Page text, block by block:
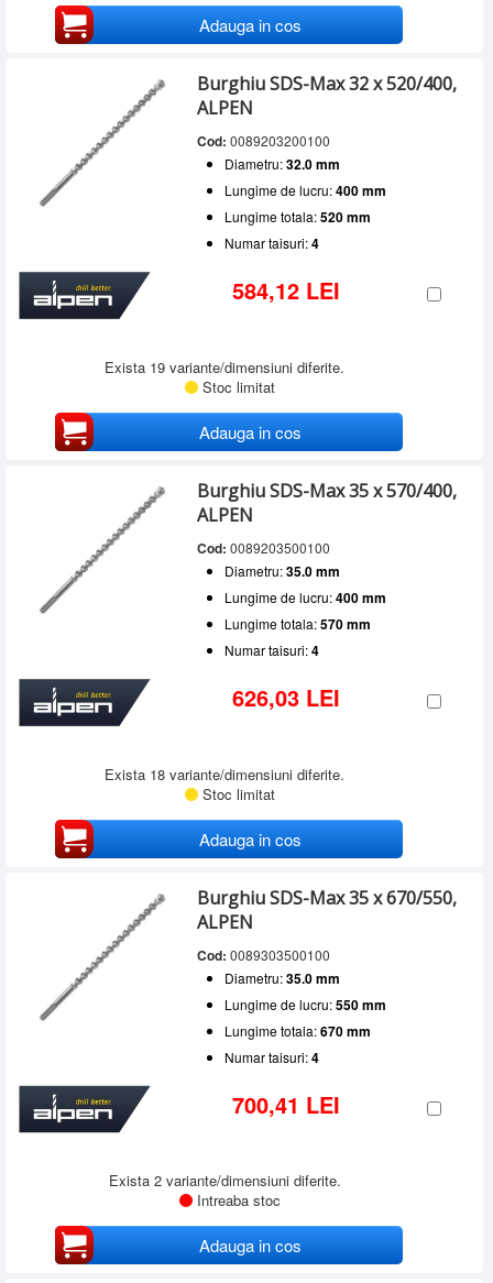
Adauga in cos
Burghiu SDS-Max 32 x 520/400,
ALPEN
Cod: 0089203200100
Diametru:32.0 mm
Lungime de lucru:400 mm
Lungime totala:520 mm
Numar taisuri:4
584,12 LEI
Exista 19 variante/dimensiuni diferite.
Stoc limitat
Adauga in cos
Burghiu SDS-Max 35 x 570/400,
ALPEN
Cod: 0089203500100
Diametru:35.0 mm
Lungime de lucru:400 mm
Lungime totala:570 mm
Numar taisuri:4
626,03 LEI
Exista 18 variante/dimensiuni diferite.
Stoc limitat
Adauga in cos
Burghiu SDS-Max 35 x 670/550,
ALPEN
Cod: 0089303500100
Diametru:35.0 mm
Lungime de lucru:550 mm
Lungime totala:670 mm
Numar taisuri:4
700,41 LEI
Exista 2 variante/dimensiuni diferite.
Intreaba stoc
Adauga in cos